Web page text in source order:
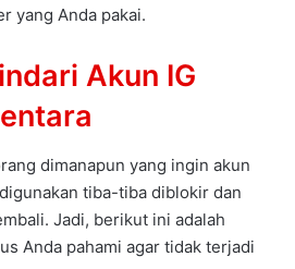
yang Anda pakai.
Akun IG
dimanapun yang ingin akun
tiba-tiba diblokir dan
Jadi, berikut ini adalah
Anda pahami agar tidak terjadi